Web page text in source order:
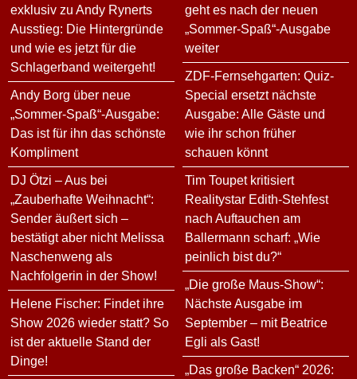
exklusiv zu Andy Rynerts
Ausstieg: Die Hintergründe
und wie es jetzt für die
Schlagerband weitergeht!
Andy Borg über neue
„Sommer-Spaß“-Ausgabe:
Das ist für ihn das schönste
Kompliment
DJ Ötzi – Aus bei
„Zauberhafte Weihnacht“:
Sender äußert sich –
bestätigt aber nicht Melissa
Naschenweng als
Nachfolgerin in der Show!
Helene Fischer: Findet ihre
Show 2026 wieder statt? So
ist der aktuelle Stand der
Dinge!
geht es nach der neuen
„Sommer-Spaß“-Ausgabe
weiter
ZDF-Fernsehgarten: Quiz-
Special ersetzt nächste
Ausgabe: Alle Gäste und
wie ihr schon früher
schauen könnt
Tim Toupet kritisiert
Realitystar Edith-Stehfest
nach Auftauchen am
Ballermann scharf: „Wie
peinlich bist du?“
„Die große Maus-Show“:
Nächste Ausgabe im
September – mit Beatrice
Egli als Gast!
„Das große Backen“ 2026: